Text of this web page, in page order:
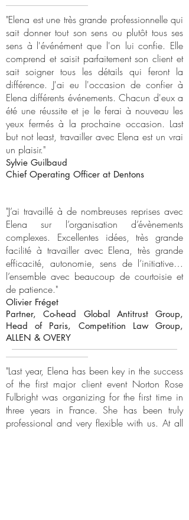
"Elena est une très grande professionnelle qui
sait donner tout son sens ou plutôt tous ses
sens à l'événément que l'on lui confie. Elle
comprend et saisit parfaitement son client et
sait soigner tous les détails qui feront la
différence. J'ai eu l'occasion de confier à
Elena différents événements. Chacun d'eux a
été une réussite et je le ferai à nouveau les
yeux fermés à la prochaine occasion. Last
but not least, travailler avec Elena est un vrai
un plaisir."
Sylvie Guilbaud
Chief Operating Officer at Dentons
"J’ai travaillé à de nombreuses reprises avec
Elena sur l’organisation d’évènements
complexes. Excellentes idées, très grande
facilité à travailler avec Elena, très grande
efficacité, autonomie, sens de l’initiative…
l’ensemble avec beaucoup de courtoisie et
de patience."
Olivier Fréget
Partner, Co-head Global Antitrust Group,
Head of Paris, Competition Law Group,
ALLEN & OVERY
"Last year, Elena has been key in the success
of the first major client event Norton Rose
Fulbright was organizing for the first time in
three years in France. She has been truly
professional and very flexible with us. At all